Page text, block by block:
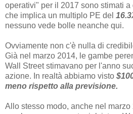
operativi" per il 2017 sono stimati a
che implica un multiplo PE del
nessuno vede bolle neanche qui.
Ovviamente non c'è nulla di
Già nel marzo 2014, le gambe
Wall Street stimavano per l'anno
azione. In realtà abbiamo visto
meno rispetto alla previsione.
Allo stesso modo, anche nel